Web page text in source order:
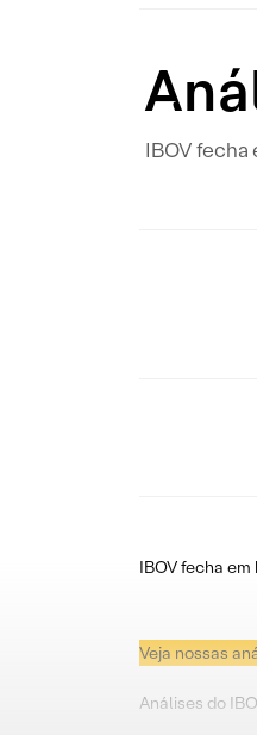
IBOV fecha
IBOV fecha
Veja nossas
Análises do